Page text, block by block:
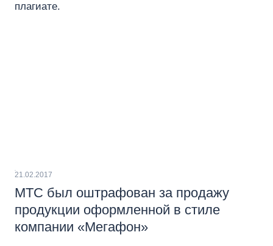
плагиате.
21.02.2017
МТС был оштрафован за продажу
продукции оформленной в стиле
компании «Мегафон»